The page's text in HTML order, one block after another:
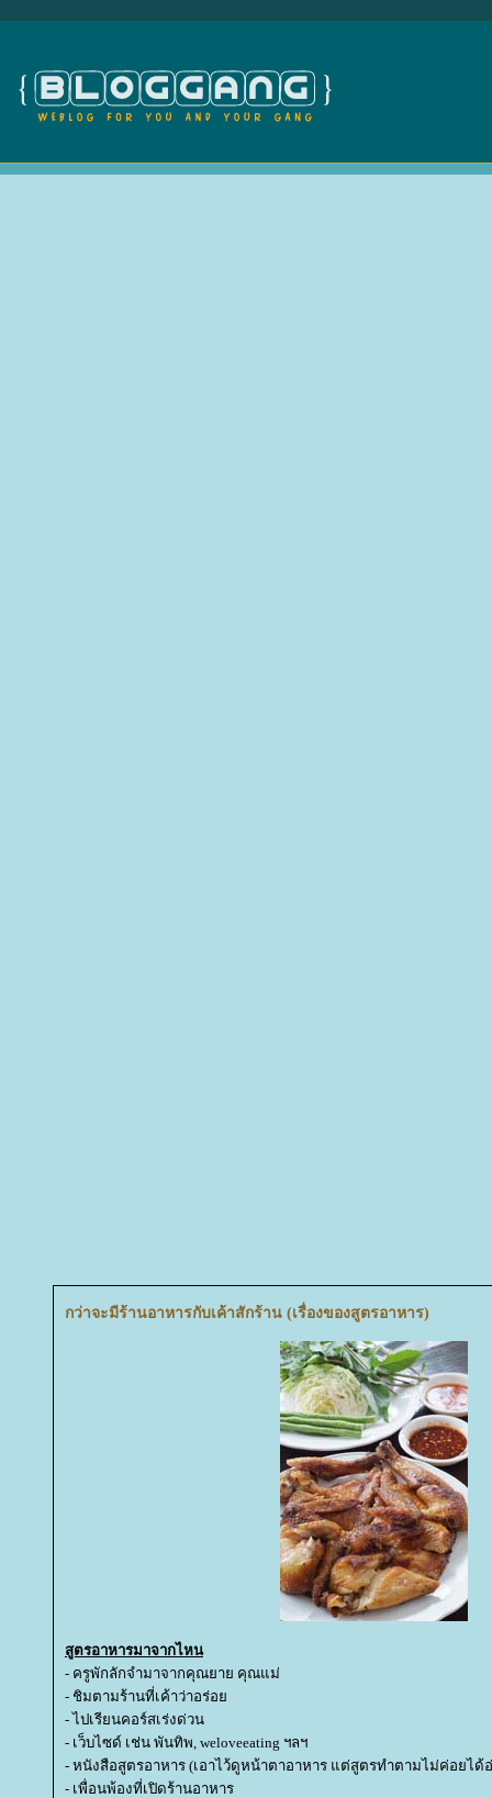
กว่าจะมีร้านอาหารกับเค้าสักร้าน (เรื่องของสูตรอาหาร)
สูตรอาหารมาจากไหน
- ครูพักลักจำมาจากคุณยาย คุณแม่
- ชิมตามร้านที่เค้าว่าอร่อ
- ไปเรียนคอร์สเร่งด่วน
- เว็บไซด์ เช่น พันทิพ, weloveeating ฯลฯ
- หนังสือสูตรอาหาร (เอาไว้ดูหน้าตาอาหาร แต่สูตรทำตามไม่ค่อยได้
- เพื่อนพ้องที่เปิดร้านอาหาร